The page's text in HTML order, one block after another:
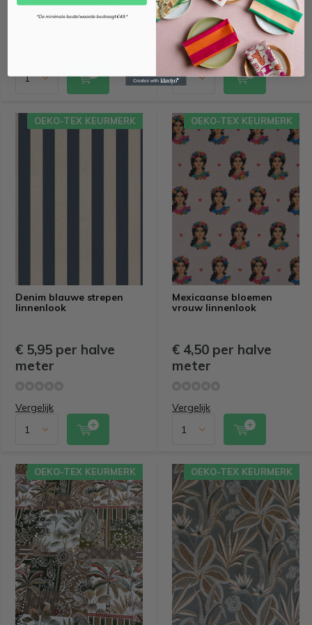
meter
meter
Vergelijk
Denim blauwe strepen
linnenlook
OEKO-TEX KEURMERK
€ 5,95 per halve
meter
Vergelijk
Mexicaanse bloemen
vrouw linnenlook
OEKO-TEX KEURMERK
€ 4,50 per halve
meter
Vergelijk
OEKO-TEX KEURMERK OEKO-TEX KEURMERK
*De minimale bestelwaarde bedraagt €49.*